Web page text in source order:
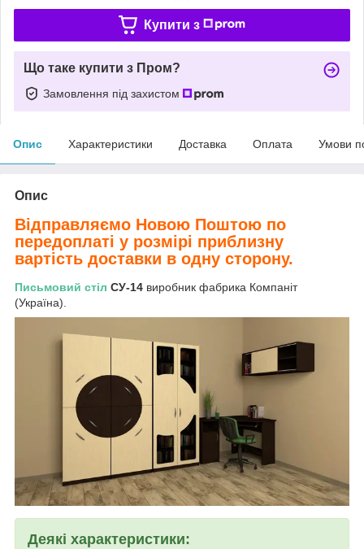
Купити з
Що таке купити з Пром?
Замовлення під захистом
Опис Характеристики Доставка Оплата Умови
Опис
Відправляємо Новою Поштою по
передоплаті у розмірі приблизну
вартість доставки в одну сторону.
Письмовий стіл СУ-14 виробник фабрика Компаніт
(Україна).
Деякі характеристики: